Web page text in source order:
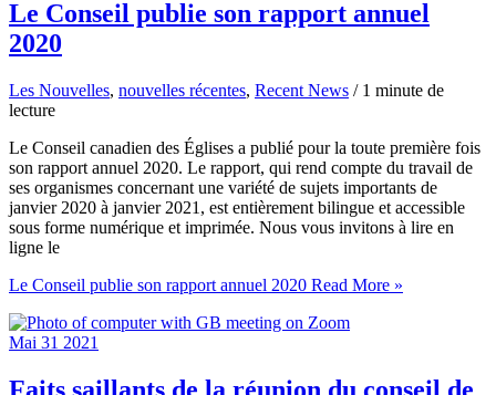
Le Conseil publie son rapport annuel
2020
Les Nouvelles, nouvelles récentes, Recent News / 1 minute de
lecture
Le Conseil canadien des Églises a publié pour la toute première fois
son rapport annuel 2020. Le rapport, qui rend compte du travail de
ses organismes concernant une variété de sujets importants de
janvier 2020 à janvier 2021, est entièrement bilingue et accessible
sous forme numérique et imprimée. Nous vous invitons à lire en
ligne le
Le Conseil publie son rapport annuel 2020 Read More »
Mai 31 2021